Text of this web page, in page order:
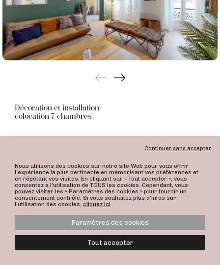
Décoration et installation
colocation 7 chambres
Politique de confidentialité Mentions légales
ALEXANDRA DUMINIL © 2026
Nous utilisons des cookies sur notre site Web pour vous offrir
l'expérience la plus pertinente en mémorisant vos préférences et
en répétant vos visites. En cliquant sur « Tout accepter », vous
consentez à l'utilisation de TOUS les cookies. Cependant, vous
pouvez visiter les « Paramètres des cookies » pour fournir un
consentement contrôlé. Si vous souhaitez plus d’infos sur
l’utilisation des cookies, cliquez ici.
Continuer sans accepter
Paramètres des cookies
Tout accepter